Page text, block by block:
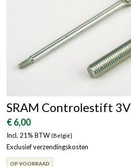
SRAM Controlestift 3V
€ 6,00
Incl. 21% BTW (België}
Exclusief verzendingskosten
OP VOORRAAD